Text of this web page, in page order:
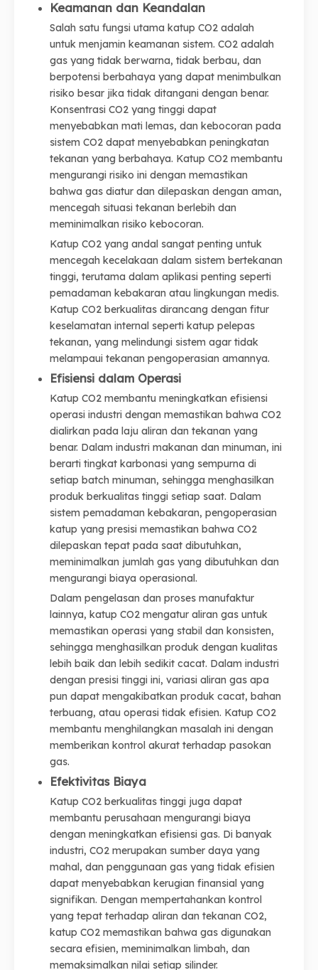
Keamanan dan Keandalan
Salah satu fungsi utama katup CO2 adalah
untuk menjamin keamanan sistem. CO2 adalah
gas yang tidak berwarna, tidak berbau, dan
berpotensi berbahaya yang dapat menimbulkan
risiko besar jika tidak ditangani dengan benar.
Konsentrasi CO2 yang tinggi dapat
menyebabkan mati lemas, dan kebocoran pada
sistem CO2 dapat menyebabkan peningkatan
tekanan yang berbahaya. Katup CO2 membantu
mengurangi risiko ini dengan memastikan
bahwa gas diatur dan dilepaskan dengan aman,
mencegah situasi tekanan berlebih dan
meminimalkan risiko kebocoran.
Katup CO2 yang andal sangat penting untuk
mencegah kecelakaan dalam sistem bertekanan
tinggi, terutama dalam aplikasi penting seperti
pemadaman kebakaran atau lingkungan medis.
Katup CO2 berkualitas dirancang dengan fitur
keselamatan internal seperti katup pelepas
tekanan, yang melindungi sistem agar tidak
melampaui tekanan pengoperasian amannya.
Efisiensi dalam Operasi
Katup CO2 membantu meningkatkan efisiensi
operasi industri dengan memastikan bahwa CO2
dialirkan pada laju aliran dan tekanan yang
benar. Dalam industri makanan dan minuman, ini
berarti tingkat karbonasi yang sempurna di
setiap batch minuman, sehingga menghasilkan
produk berkualitas tinggi setiap saat. Dalam
sistem pemadaman kebakaran, pengoperasian
katup yang presisi memastikan bahwa CO2
dilepaskan tepat pada saat dibutuhkan,
meminimalkan jumlah gas yang dibutuhkan dan
mengurangi biaya operasional.
Dalam pengelasan dan proses manufaktur
lainnya, katup CO2 mengatur aliran gas untuk
memastikan operasi yang stabil dan konsisten,
sehingga menghasilkan produk dengan kualitas
lebih baik dan lebih sedikit cacat. Dalam industri
dengan presisi tinggi ini, variasi aliran gas apa
pun dapat mengakibatkan produk cacat, bahan
terbuang, atau operasi tidak efisien. Katup CO2
membantu menghilangkan masalah ini dengan
memberikan kontrol akurat terhadap pasokan
gas.
Efektivitas Biaya
Katup CO2 berkualitas tinggi juga dapat
membantu perusahaan mengurangi biaya
dengan meningkatkan efisiensi gas. Di banyak
industri, CO2 merupakan sumber daya yang
mahal, dan penggunaan gas yang tidak efisien
dapat menyebabkan kerugian finansial yang
signifikan. Dengan mempertahankan kontrol
yang tepat terhadap aliran dan tekanan CO2,
katup CO2 memastikan bahwa gas digunakan
secara efisien, meminimalkan limbah, dan
memaksimalkan nilai setiap silinder.